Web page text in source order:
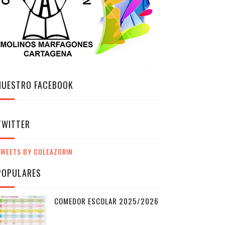
FACEBOOK
BY COLEAZORIN
COMEDOR ESCOLAR 2025/2026